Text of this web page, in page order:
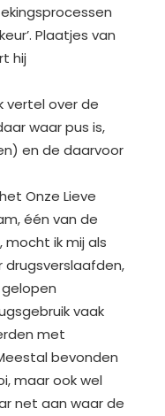
Plaatjes van
hij
vertel over de
waar pus is,
en de daarvoor
Onze Lieve
één van de
ik mij als
vaak
met
bevonden
maar ook wel
net aan waar de